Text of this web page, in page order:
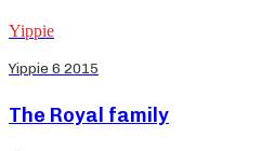
Yippie
Yippie 6 2015
The Royal family